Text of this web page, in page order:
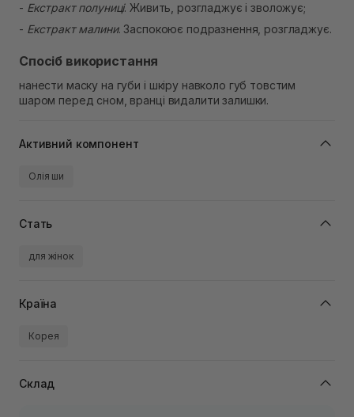
- Екстракт полуниці. Живить, розгладжує і зволожує;
- Екстракт малини. Заспокоює подразнення, розгладжує.
Спосіб використання
нанести маску на губи і шкіру навколо губ товстим
шаром перед сном, вранці видалити залишки.
Активний компонент
Олія ши
Стать
для жінок
Країна
Корея
Склад